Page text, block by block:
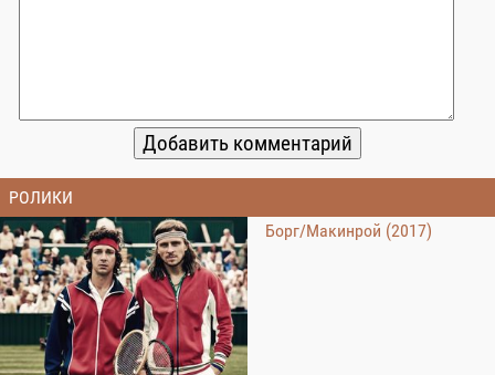
РОЛИКИ
Борг/Макинрой (2017)